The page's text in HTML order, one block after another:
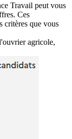
Travail peut vous
Ces
critères que vous
agricole,